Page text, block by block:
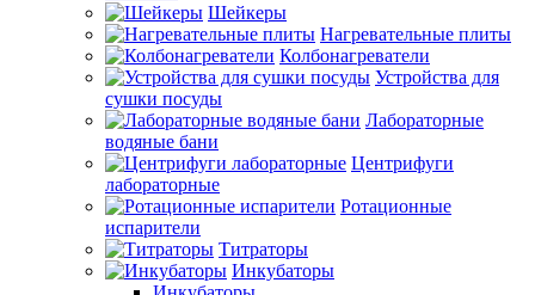
Шейкеры
Нагревательные плиты
Колбонагреватели
Устройства для
сушки посуды
Лабораторные
водяные бани
Центрифуги
лабораторные
Ротационные
испарители
Титраторы
Инкубаторы